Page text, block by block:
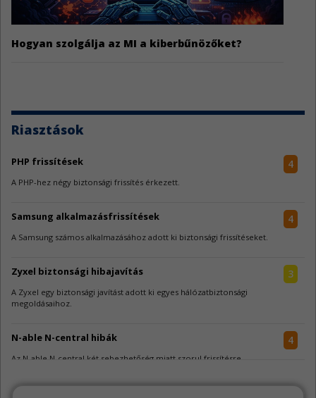
Hogyan szolgálja az MI a kiberbűnözőket?
Riasztások
4
PHP frissítések
A PHP-hez négy biztonsági frissítés érkezett.
4
Samsung alkalmazásfrissítések
A Samsung számos alkalmazásához adott ki biztonsági frissítéseket.
3
Zyxel biztonsági hibajavítás
A Zyxel egy biztonsági javítást adott ki egyes hálózatbiztonsági
megoldásaihoz.
4
N-able N-central hibák
Az N-able N-central két sebezhetőség miatt szorul frissítésre.